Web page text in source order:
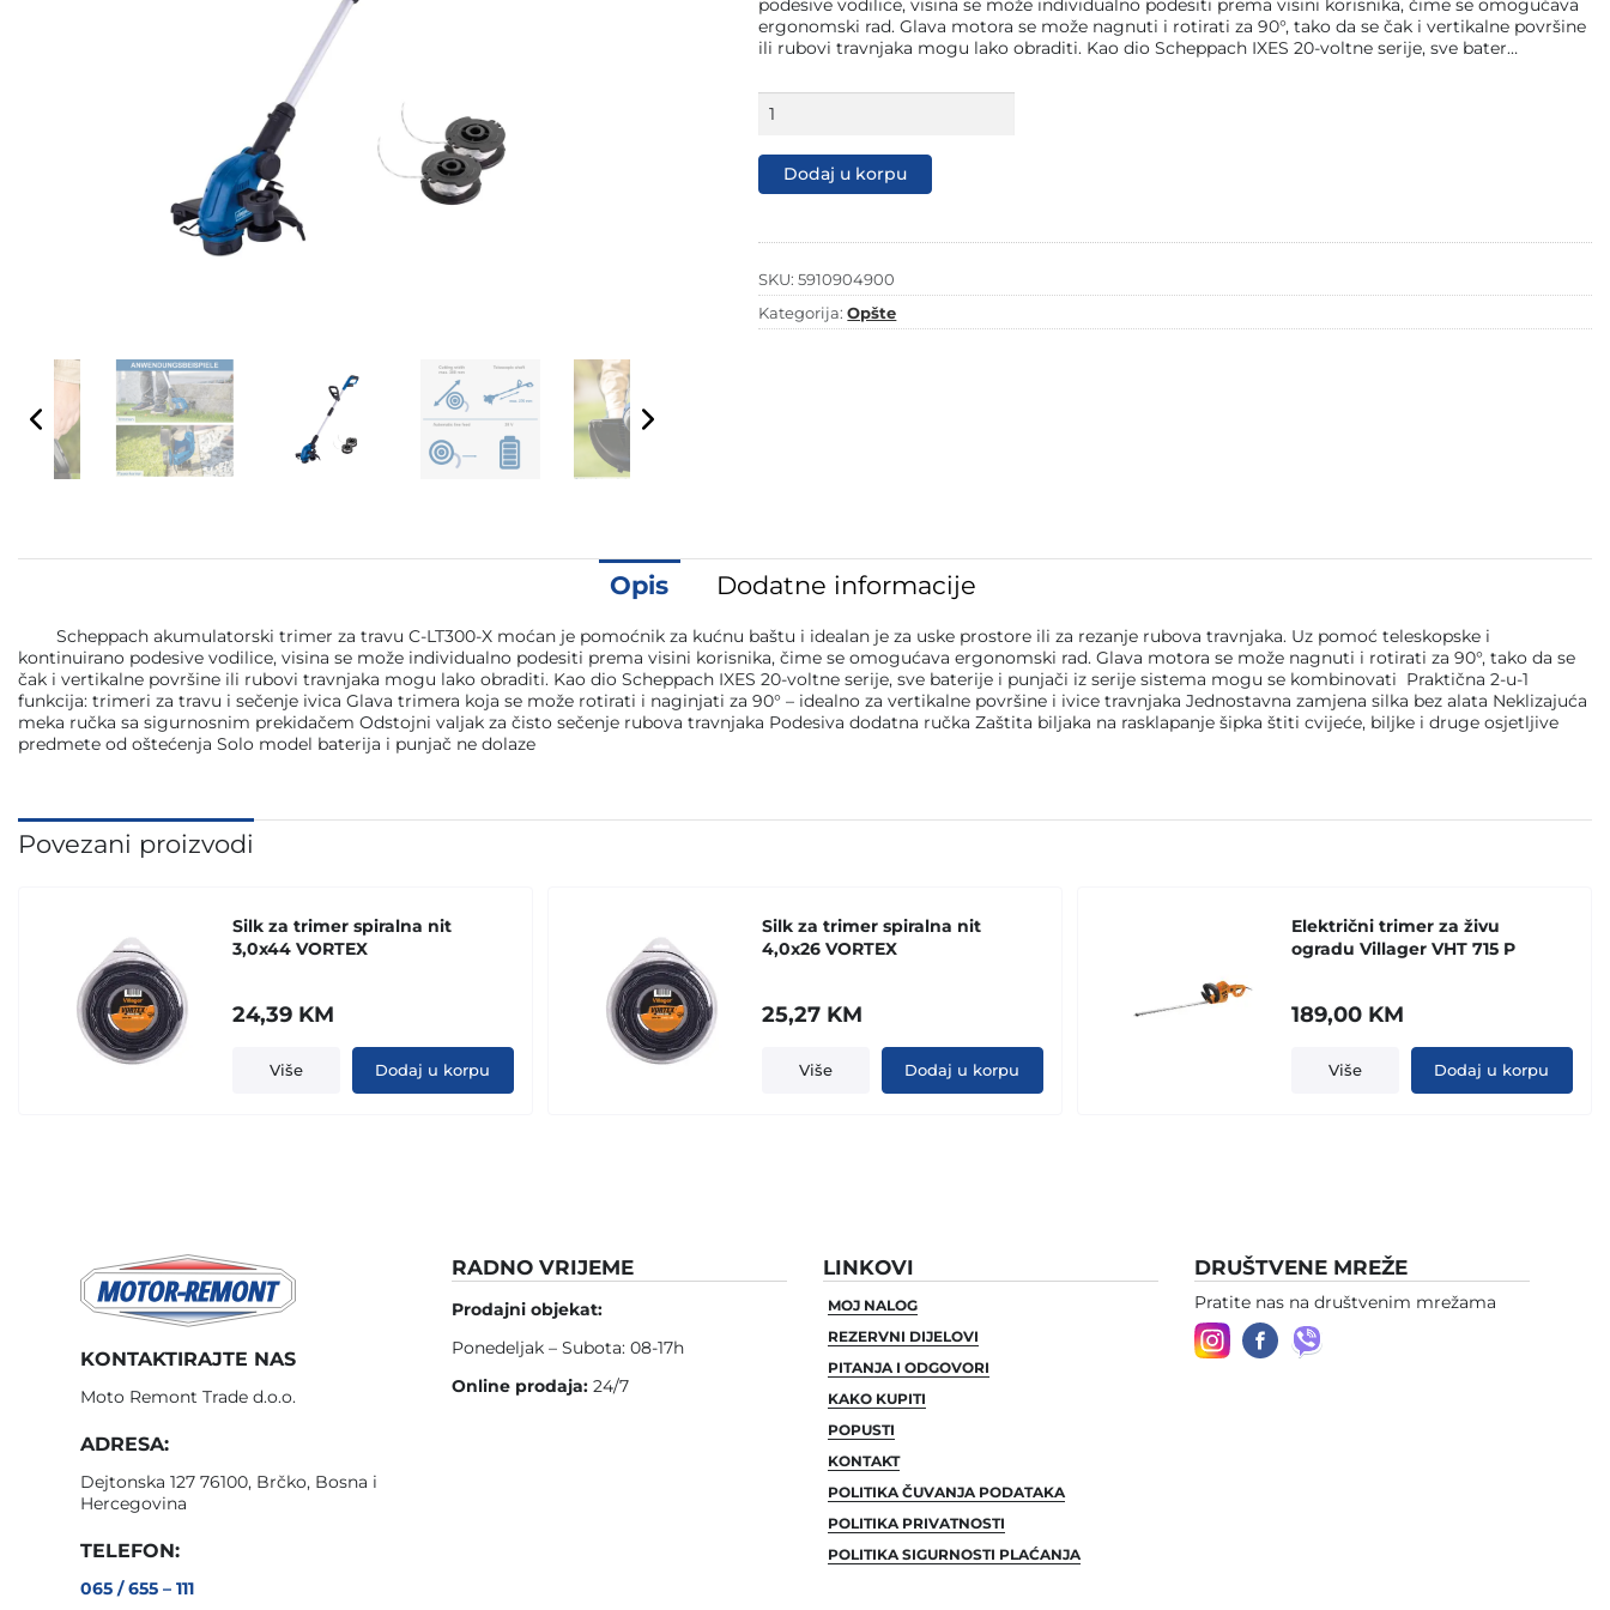
podesive vodilice, visina se može individualno podesiti prema visini korisnika, čime se omogućava
ergonomski rad. Glava motora se može nagnuti i rotirati za 90°, tako da se čak i vertikalne površine
ili rubovi travnjaka mogu lako obraditi. Kao dio Scheppach IXES 20-voltne serije, sve bater…
aku
travu
X
-
Solo
Dodaj u korpu
SKU:5910904900
Kategorija:Opšte
Opis Dodatne informacije
Scheppach akumulatorski trimer za travu C-LT300-X moćan je pomoćnik za kućnu baštu i idealan je za uske prostore ili za rezanje rubova travnjaka. Uz pomoć teleskopske i
kontinuirano podesive vodilice, visina se može individualno podesiti prema visini korisnika, čime se omogućava ergonomski rad. Glava motora se može nagnuti i rotirati za 90°, tako da se
čak i vertikalne površine ili rubovi travnjaka mogu lako obraditi. Kao dio Scheppach IXES 20-voltne serije, sve baterije i punjači iz serije sistema mogu se kombinovati Praktična 2-u-1
funkcija: trimeri za travu i sečenje ivica Glava trimera koja se može rotirati i naginjati za 90° – idealno za vertikalne površine i ivice travnjaka Jednostavna zamjena silka bez alata Neklizajuća
meka ručka sa sigurnosnim prekidačem Odstojni valjak za čisto sečenje rubova travnjaka Podesiva dodatna ručka Zaštita biljaka na rasklapanje šipka štiti cvijeće, biljke i druge osjetljive
predmete od oštećenja Solo model baterija i punjač ne dolaze
Povezani proizvodi
Silk za trimer spiralna nit
3,0x44 VORTEX
24,39 KM
Više Dodaj u korpu
Silk za trimer spiralna nit
4,0x26 VORTEX
25,27 KM
Više Dodaj u korpu
Električni trimer za živu
ogradu Villager VHT 715 P
189,00 KM
Više Dodaj u korpu
KONTAKTIRAJTE NAS
Moto Remont Trade d.o.o.
ADRESA:
Dejtonska 127 76100, Brčko, Bosna i
Hercegovina
TELEFON:
065 / 655 – 111
RADNO VRIJEME
Prodajni objekat:
Ponedeljak – Subota: 08-17h
Online prodaja: 24/7
LINKOVI
MOJ NALOG
REZERVNI DIJELOVI
PITANJA I ODGOVORI
KAKO KUPITI
POPUSTI
KONTAKT
POLITIKA ČUVANJA PODATAKA
POLITIKA PRIVATNOSTI
POLITIKA SIGURNOSTI PLAĆANJA
DRUŠTVENE MREŽE
Pratite nas na društvenim mrežama